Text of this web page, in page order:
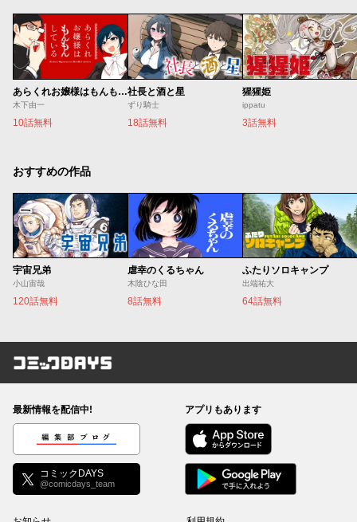
あらくれお嬢様はもんもんしている
木下由一
10話無料
社長と酒と星
ずり騎士
18話無料
猩猩姫
ippatu
3話無料
おすすめの作品
宇宙兄弟
小山宙哉
120話無料
虐幸のくるちゃん
木陰ひな田
8話無料
ふたりソロキャンプ
出端祐大
64話無料
コミックDAYS
最新情報を配信中!
編集部ブログ
コミックDAYS
@comicdays_team
アプリもあります